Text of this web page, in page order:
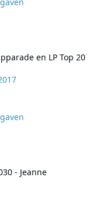
en LP Top 20
- Jeanne